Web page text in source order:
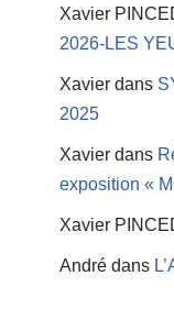
Xavier
2026-LES
Xavier dans
2025
Xavier dans
exposition «
Xavier
André dans